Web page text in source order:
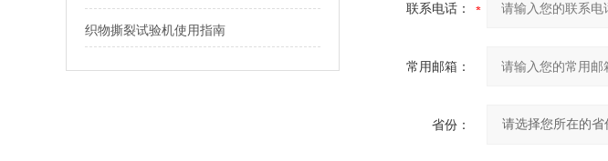
织物撕裂试验机使用指南
联系电话：
常用邮箱：
省份：